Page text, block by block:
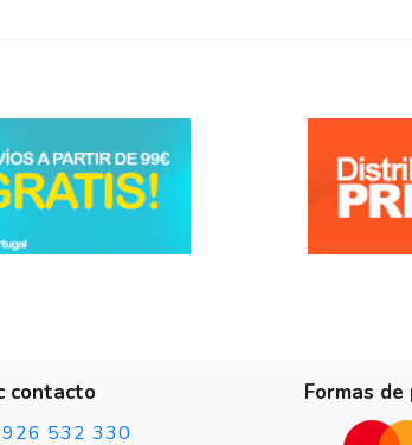
contacto
926 532 330
Formas de